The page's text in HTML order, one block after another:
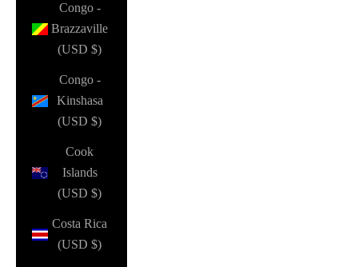
Congo -
Brazzaville
(USD $)
Congo -
Kinshasa
(USD $)
Cook
Islands
(USD $)
Costa Rica
(USD $)